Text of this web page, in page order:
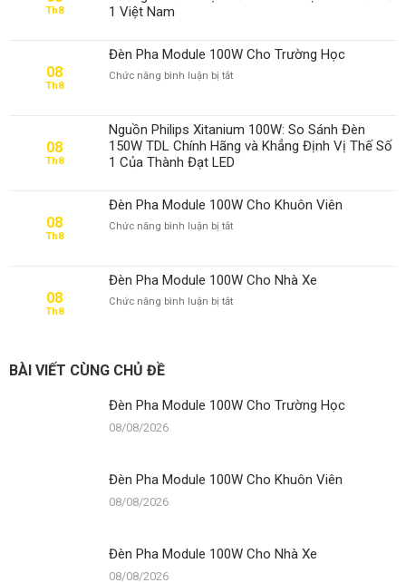
Th8
1 Việt Nam
08
Th8
Đèn Pha Module 100W Cho Trường Học
Chức năng bình luận bị tắtở
100W
Cho
Trường
08
Th8
Nguồn Philips Xitanium 100W: So Sánh Đèn
150W TDL Chính Hãng và Khẳng Định Vị Thế Số
1 Của Thành Đạt LED
08
Th8
Đèn Pha Module 100W Cho Khuôn Viên
Chức năng bình luận bị tắtở
100W
Cho
08
Th8
Đèn Pha Module 100W Cho Nhà Xe
Chức năng bình luận bị tắtở
Xe
BÀI VIẾT CÙNG CHỦ ĐỀ
Đèn Pha Module 100W Cho Trường Học
08/08/2026
Đèn Pha Module 100W Cho Khuôn Viên
08/08/2026
Đèn Pha Module 100W Cho Nhà Xe
08/08/2026